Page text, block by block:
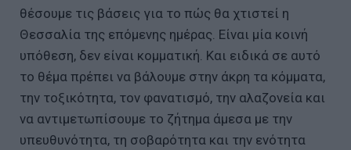
θέσουμε τις βάσεις για το πώς θα χτιστεί η
Θεσσαλία της επόμενης ημέρας. Είναι μία κοινή
υπόθεση, δεν είναι κομματική. Και ειδικά σε αυτό
το θέμα πρέπει να βάλουμε στην άκρη τα κόμματα,
την τοξικότητα, τον φανατισμό, την αλαζονεία και
να αντιμετωπίσουμε το ζήτημα άμεσα με την
υπευθυνότητα, τη σοβαρότητα και την ενότητα